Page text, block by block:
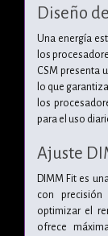
Diseño
Una energía
los
CSM presenta
lo que
los
para el uso
Ajuste
DIMM Fit es
con
optimizar el
ofrece